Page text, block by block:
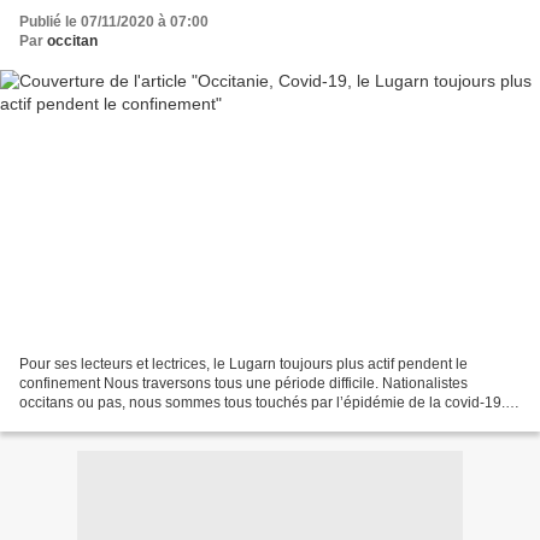
Publié le 07/11/2020 à 07:00
Par occitan
Pour ses lecteurs et lectrices, le Lugarn toujours plus actif pendent le
confinement Nous traversons tous une période difficile. Nationalistes
occitans ou pas, nous sommes tous touchés par l’épidémie de la covid-19.